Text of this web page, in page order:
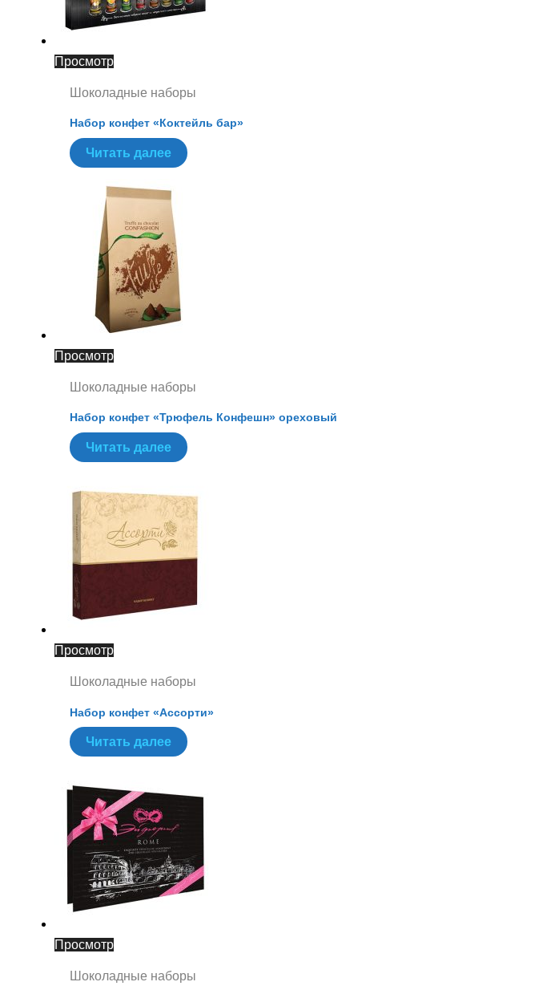
Просмотр
Шоколадные наборы
Набор конфет «Коктейль бар»
Читать далее
Просмотр
Шоколадные наборы
Набор конфет «Трюфель Конфешн» ореховый
Читать далее
Просмотр
Шоколадные наборы
Набор конфет «Ассорти»
Читать далее
Просмотр
Шоколадные наборы